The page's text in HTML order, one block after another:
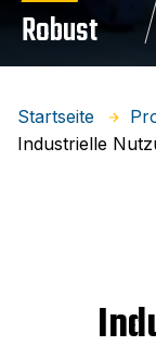
Robust
Startseite
Industrielle